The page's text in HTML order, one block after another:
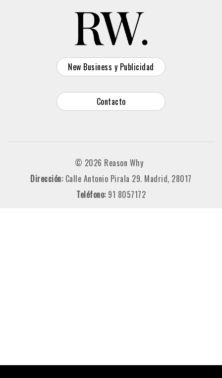
New Business y Publicidad
Contacto
© 2026 Reason Why
Dirección: Calle Antonio Pirala 29. Madrid, 28017
Teléfono: 91 8057172